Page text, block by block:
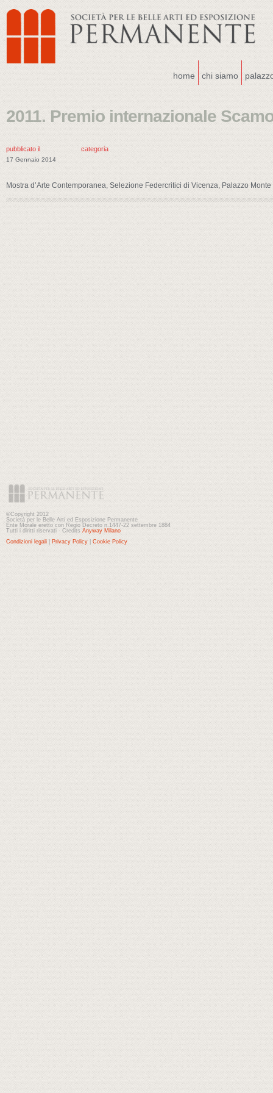
home chi siamo
2011. Premio internazionale
pubblicato il
17 Gennaio 2014
categoria
Mostra d’Arte Contemporanea, Selezione Federcritici di Vicenza, Palazzo
©Copyright 2012
Società per le Belle Arti ed Esposizione Permanente
Ente Morale eretto con Regio Decreto n.1447-22 settembre 1884
Tutti i diritti riservati - Credits Anyway Milano
Condizioni legali
Privacy Policy Cookie Policy